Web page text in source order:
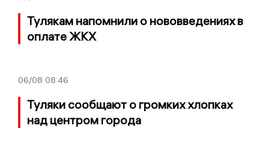
Тулякам напомнили о нововведениях в
оплате ЖКХ
06/08 08:46
Туляки сообщают о громких хлопках
над центром города